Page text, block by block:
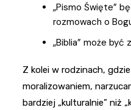
„Pismo Święte”
rozmowach o
„Biblia” może być
Z kolei w rodzinach,
moralizowaniem,
bardziej „kulturalnie” niż